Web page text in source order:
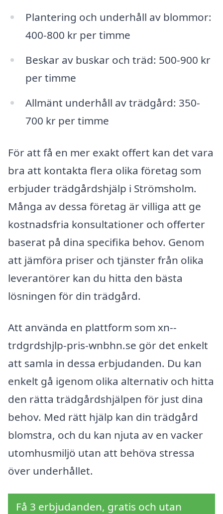
Plantering och underhåll av blommor:
400-800 kr per timme
Beskar av buskar och träd: 500-900 kr
per timme
Allmänt underhåll av trädgård: 350-
700 kr per timme
För att få en mer exakt offert kan det vara
bra att kontakta flera olika företag som
erbjuder trädgårdshjälp i Strömsholm.
Många av dessa företag är villiga att ge
kostnadsfria konsultationer och offerter
baserat på dina specifika behov. Genom
att jämföra priser och tjänster från olika
leverantörer kan du hitta den bästa
lösningen för din trädgård.
Att använda en plattform som xn--
trdgrdshjlp-pris-wnbhn.se gör det enkelt
att samla in dessa erbjudanden. Du kan
enkelt gå igenom olika alternativ och hitta
den rätta trädgårdshjälpen för just dina
behov. Med rätt hjälp kan din trädgård
blomstra, och du kan njuta av en vacker
utomhusmiljö utan att behöva stressa
över underhållet.
Få 3 erbjudanden, gratis och utan